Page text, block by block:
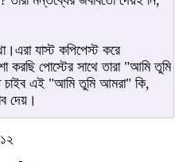
যাস্ট কপিপেস্ট করে
করছি পোস্টের সাথে তারা "আমি তুমি
এই "আমি তুমি আমরা" কি,
দেয়।